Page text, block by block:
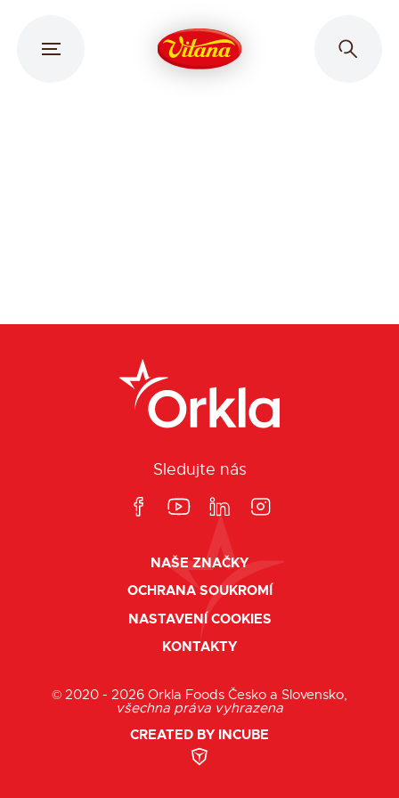
Sledujte nás
NAŠE ZNAČKY
OCHRANA SOUKROMÍ
NASTAVENÍ COOKIES
KONTAKTY
© 2020 - 2026 Orkla Foods Česko a Slovensko,
všechna práva vyhrazena
CREATED BY INCUBE